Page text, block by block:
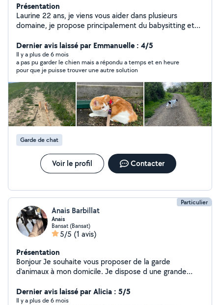
Présentation
Laurine 22 ans, je viens vous aider dans plusieurs
domaine, je propose principalement du babysitting et
déménagement ou encore du ménage !
Dernier avis laissé par Emmanuelle : 4/5
Il y a plus de 6 mois
a pas pu garder le chien mais a répondu a temps et en heure
pour que je puisse trouver une autre solution
Garde de chat
Voir le profil Contacter
Particulier
Anais Barbillat
Anais
Bansat (Bansat)
5/5 (1 avis)
Présentation
Bonjour Je souhaite vous proposer de la garde
d'animaux à mon domicile. Je dispose d une grande
Dernier avis laissé par Alicia : 5/5
Il y a plus de 6 mois